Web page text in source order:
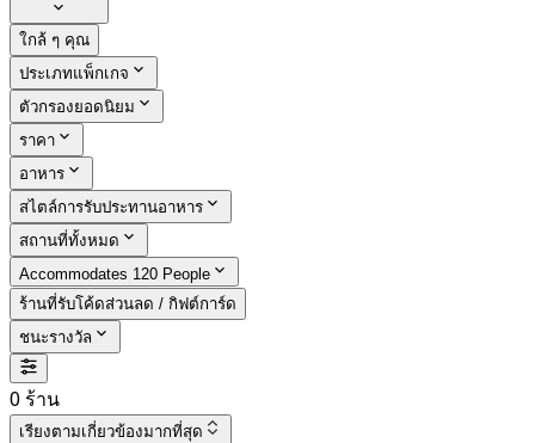
ใกล้ ๆ คุณ
ประเภทแพ็กเกจ
ตัวกรองยอดนิยม
ราคา
อาหาร
สไตล์การรับประทานอาหาร
สถานที่ทั้งหมด
Accommodates 120 People
ร้านที่รับโค้ดส่วนลด / กิฟต์การ์ด
ชนะรางวัล
0 ร้าน
เรียงตามเกี่ยวข้องมากที่สุด